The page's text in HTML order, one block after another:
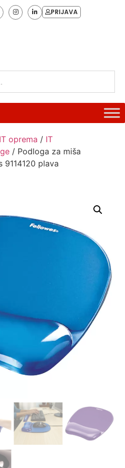
PRIJAVA
oprema / IT
/ Podloga za miša
9114120 plava